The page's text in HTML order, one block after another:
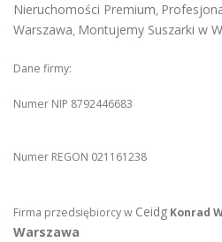
Nieruchomości Premium,
Warszawa, Montujemy Suszarki w
Dane firmy:
Numer NIP 8792446683
Numer REGON 021161238
Firma przedsiębiorcy w Ceidg Konrad
Warszawa